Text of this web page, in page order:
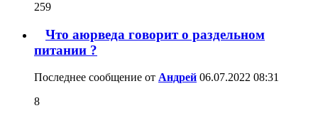
259
Что аюрведа говорит о раздельном
питании ?
Последнее сообщение от Aндрей 06.07.2022 08:31
8